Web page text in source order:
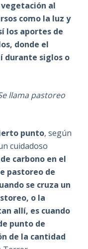
al
como la luz y
los aportes de
donde el
durante siglos o
llama pastoreo
punto, según
cuidadoso
carbono en el
pastoreo de
se cruza un
o la
allí, es cuando
punto de
de la cantidad